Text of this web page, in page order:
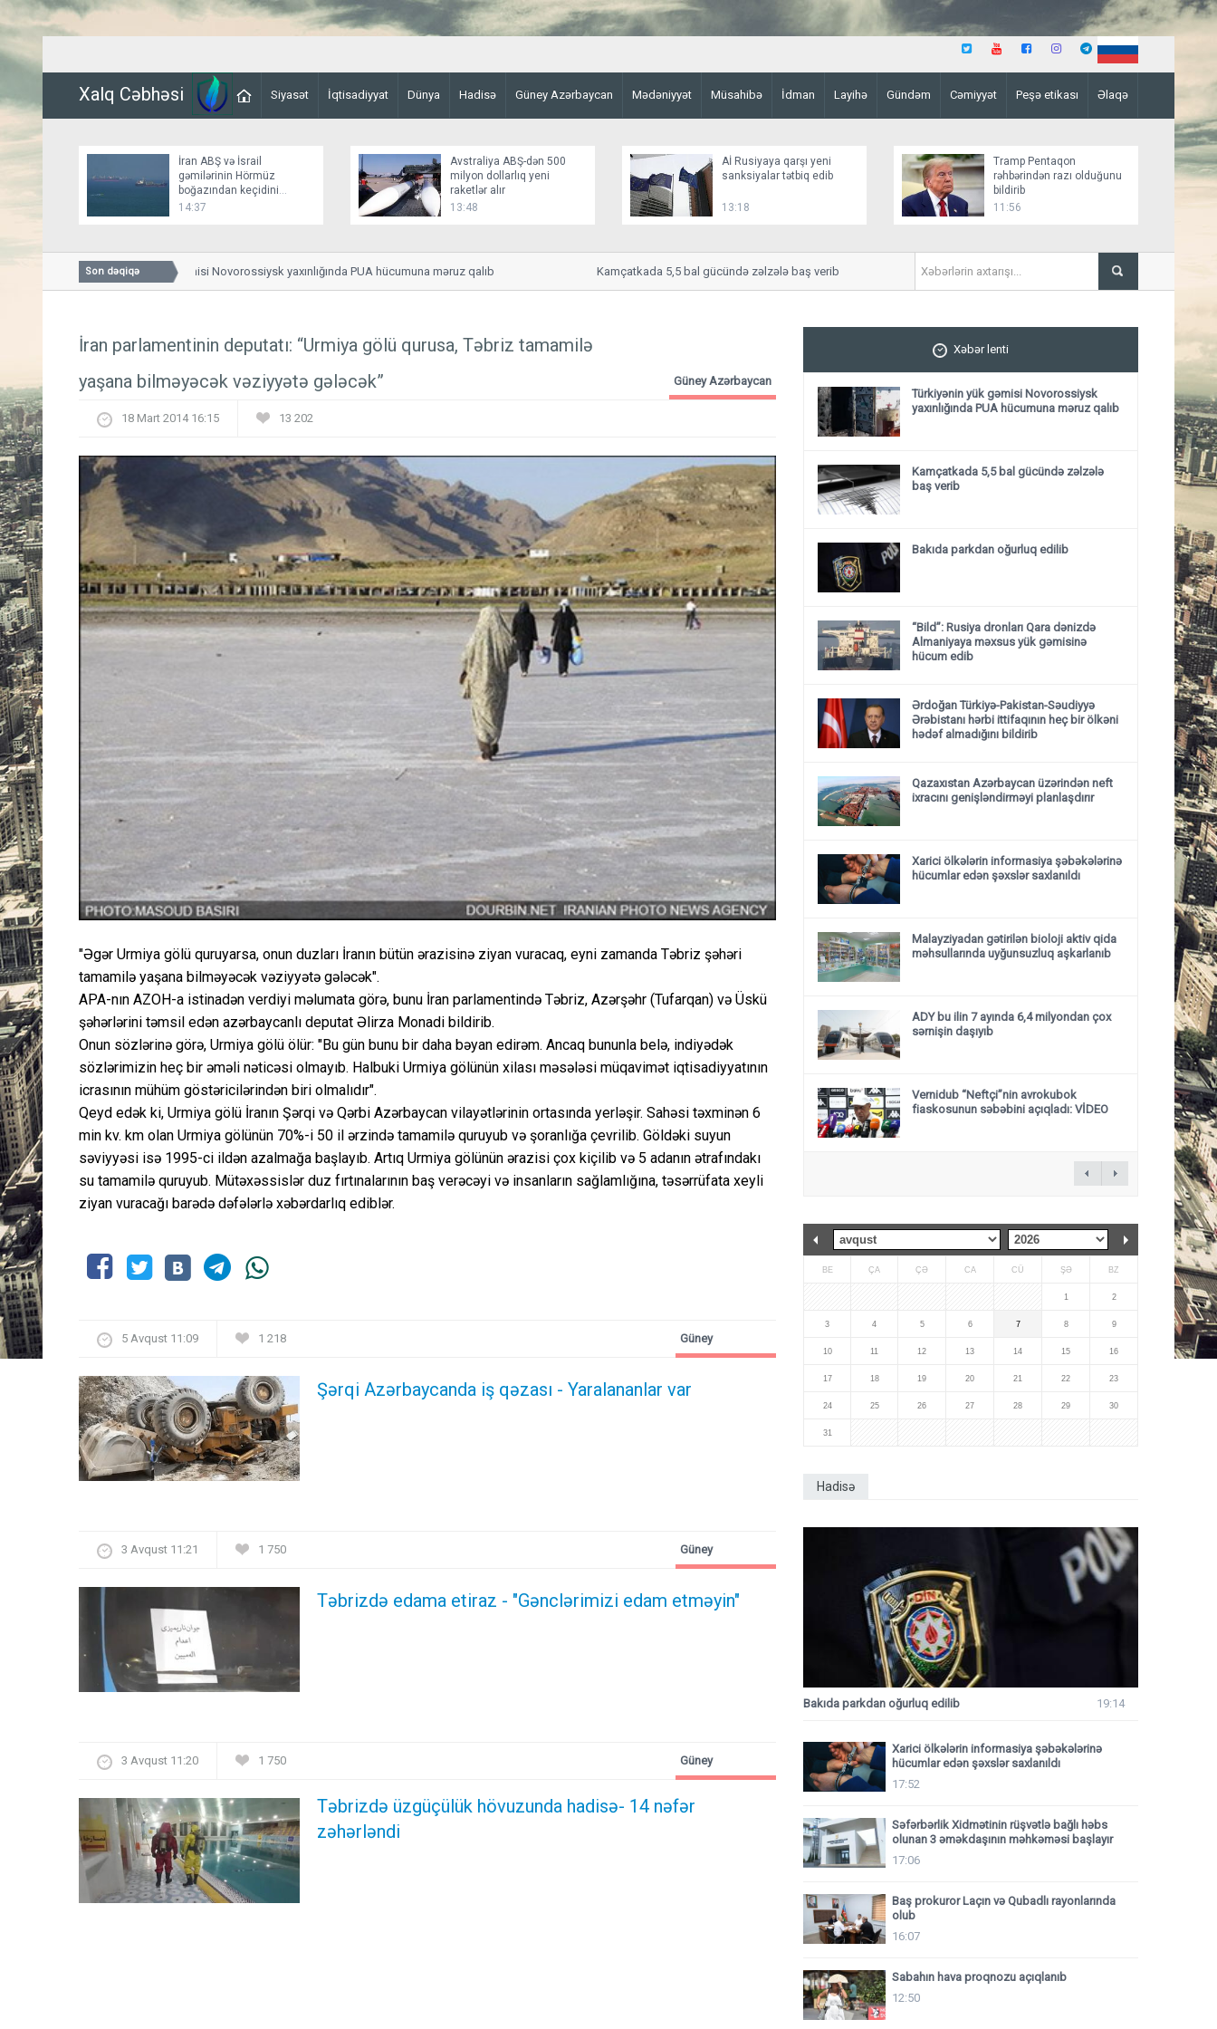
Xalq Cəbhəsi Siyasət İqtisadiyyat Dünya Hadisə Güney Azərbaycan Mədəniyyət Müsahibə İdman Layihə Gündəm Cəmiyyət Peşə etikası Əlaqə
İran ABŞ və İsrail
gəmilərinin Hörmüz
boğazından keçidini
bağlayır
14:37
Avstraliya ABŞ-dən 500
milyon dollarlıq yeni
raketlər alır
13:48
Aİ Rusiyaya qarşı yeni
sanksiyalar tətbiq edib
13:18
Tramp Pentaqon
rəhbərindən razı olduğunu
bildirib
11:56
Son dəqiqə
Türkiyənin yük gəmisi Novorossiysk yaxınlığında PUA hücumuna məruz qalıb Kamçatkada 5,5 bal gücündə zəlzələ baş verib Bakıda parkdan oğurluq
İran parlamentinin deputatı: “Urmiya gölü qurusa, Təbriz tamamilə
yaşana bilməyəcək vəziyyətə gələcək”
Güney Azərbaycan
18 Mart 2014 16:15 13 202
"Əgər Urmiya gölü quruyarsa, onun duzları İranın bütün ərazisinə ziyan vuracaq, eyni zamanda Təbriz şəhəri
tamamilə yaşana bilməyəcək vəziyyətə gələcək".
APA-nın AZOH-a istinadən verdiyi məlumata görə, bunu İran parlamentində Təbriz, Azərşəhr (Tufarqan) və Üskü
şəhərlərini təmsil edən azərbaycanlı deputat Əlirza Monadi bildirib.
Onun sözlərinə görə, Urmiya gölü ölür: "Bu gün bunu bir daha bəyan edirəm. Ancaq bununla belə, indiyədək
sözlərimizin heç bir əməli nəticəsi olmayıb. Halbuki Urmiya gölünün xilası məsələsi müqavimət iqtisadiyyatının
icrasının mühüm göstəricilərindən biri olmalıdır".
Qeyd edək ki, Urmiya gölü İranın Şərqi və Qərbi Azərbaycan vilayətlərinin ortasında yerləşir. Sahəsi təxminən 6
min kv. km olan Urmiya gölünün 70%-i 50 il ərzində tamamilə quruyub və şoranlığa çevrilib. Göldəki suyun
səviyyəsi isə 1995-ci ildən azalmağa başlayıb. Artıq Urmiya gölünün ərazisi çox kiçilib və 5 adanın ətrafındakı
su tamamilə quruyub. Mütəxəssislər duz fırtınalarının baş verəcəyi və insanların sağlamlığına, təsərrüfata xeyli
ziyan vuracağı barədə dəfələrlə xəbərdarlıq ediblər.
5 Avqust 11:09 1 218
Şərqi Azərbaycanda iş qəzası - Yaralananlar var
Güney
3 Avqust 11:21 1 750
Təbrizdə edama etiraz - "Gənclərimizi edam etməyin"
Güney
3 Avqust 11:20 1 750
Təbrizdə üzgüçülük hövuzunda hadisə- 14 nəfər
zəhərləndi
Güney
Xəbər lenti
Türkiyənin yük gəmisi Novorossiysk
yaxınlığında PUA hücumuna məruz qalıb
Kamçatkada 5,5 bal gücündə zəlzələ
baş verib
Bakıda parkdan oğurluq edilib
“Bild”: Rusiya dronları Qara dənizdə
Almaniyaya məxsus yük gəmisinə
hücum edib
Ərdoğan Türkiyə-Pakistan-Səudiyyə
Ərəbistanı hərbi ittifaqının heç bir ölkəni
hədəf almadığını bildirib
Qazaxıstan Azərbaycan üzərindən neft
ixracını genişləndirməyi planlaşdırır
Xarici ölkələrin informasiya şəbəkələrinə
hücumlar edən şəxslər saxlanıldı
Malayziyadan gətirilən bioloji aktiv qida
məhsullarında uyğunsuzluq aşkarlanıb
ADY bu ilin 7 ayında 6,4 milyondan çox
sərnişin daşıyıb
Vernidub “Neftçi”nin avrokubok
fiaskosunun səbəbini açıqladı: VİDEO
BE ÇA ÇƏ CA CÜ ŞƏ BZ
1 2
3 4 5 6 7 8 9
10 11 12 13 14 15 16
17 18 19 20 21 22 23
24 25 26 27 28 29 30
31
Hadisə
Bakıda parkdan oğurluq edilib 19:14
Xarici ölkələrin informasiya şəbəkələrinə
hücumlar edən şəxslər saxlanıldı
17:52
Səfərbərlik Xidmətinin rüşvətlə bağlı həbs
olunan 3 əməkdaşının məhkəməsi başlayır
17:06
Baş prokuror Laçın və Qubadlı rayonlarında
olub
16:07
Sabahın hava proqnozu açıqlanıb
12:50